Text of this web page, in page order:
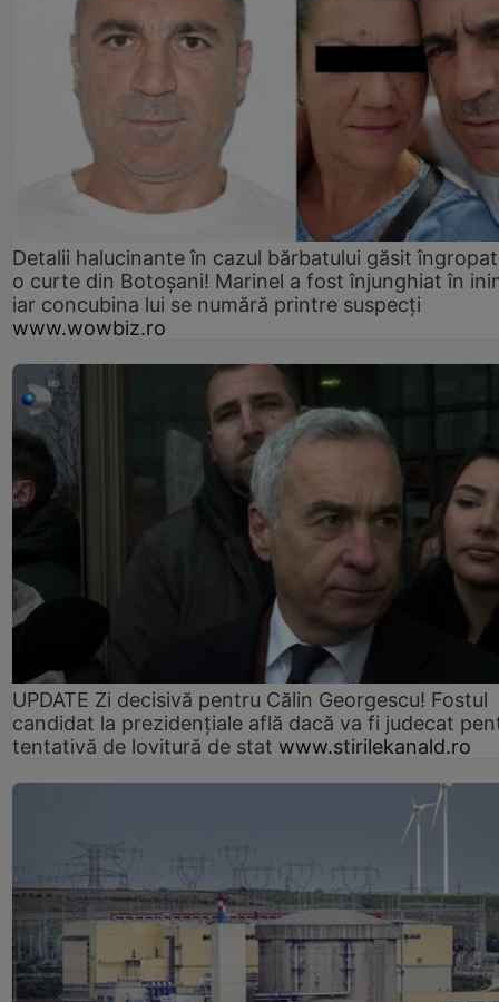
Detalii halucinante în cazul bărbatului găsit
o curte din Botoșani! Marinel a fost înjunghiat în
iar concubina lui se numără printre suspecți
www.wowbiz.ro
UPDATE Zi decisivă pentru Călin Georgescu! Fostul
candidat la prezidențiale află dacă va fi judecat
tentativă de lovitură de stat www.stirilekanald.ro